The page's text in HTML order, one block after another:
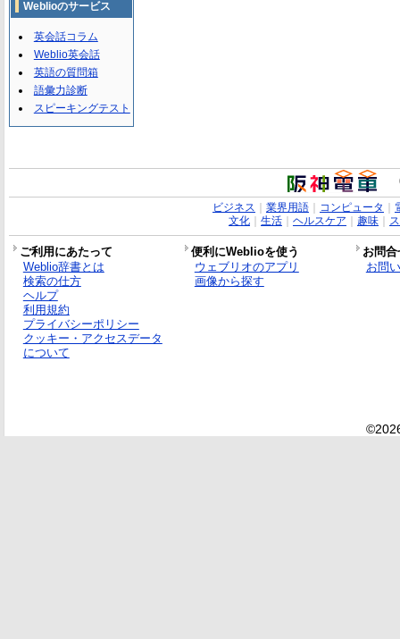
Weblioのサービス
英会話コラム
Weblio英会話
英語の質問箱
語彙力診断
スピーキングテスト
ビジネス 業界用語｜ コンピュータ
文化｜ 生活｜ ヘルスケア 趣味｜
ご利用にあたって 便利にWeblioを使う
お問
Weblio辞書とは
検索の仕方
ヘルプ
利用規約
プライバシーポリシー
クッキー・アクセスデータ
について
ウェブリオのアプリ
画像から探す
お問